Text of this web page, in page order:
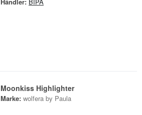
Moonkiss Highlighter
Marke: wolfera by Paula